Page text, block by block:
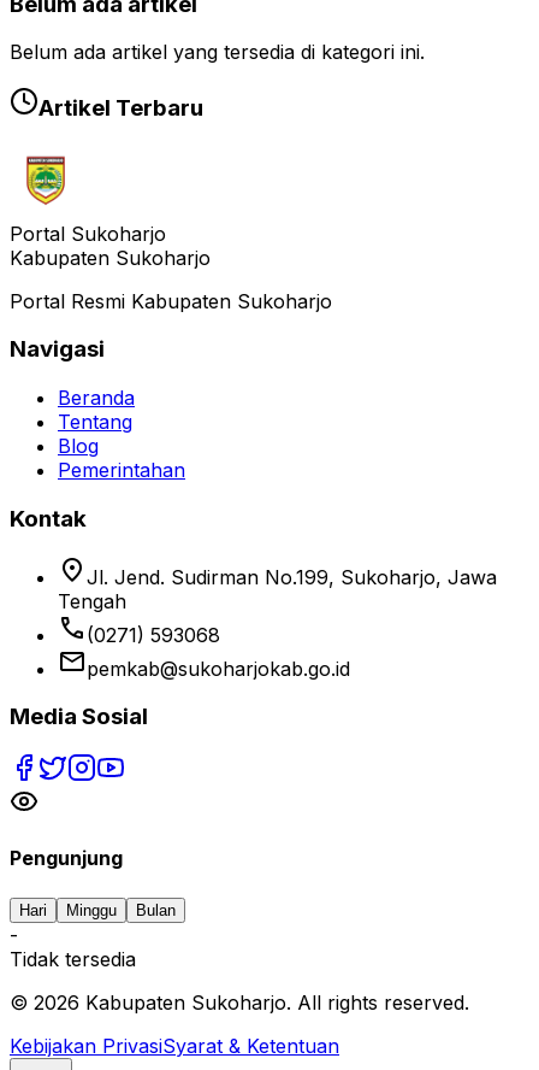
Belum ada artikel yang tersedia di kategori ini.
Artikel Terbaru
Portal Sukoharjo
Kabupaten Sukoharjo
Portal Resmi Kabupaten Sukoharjo
Navigasi
Beranda
Tentang
Blog
Pemerintahan
Kontak
location_on Jl. Jend. Sudirman No.199, Sukoharjo, Jawa
Tengah
phone (0271) 593068
emailpemkab@sukoharjokab.go.id
Media Sosial
Pengunjung
Hari Minggu Bulan
-
Tidak tersedia
© 2026 Kabupaten Sukoharjo. All rights reserved.
Kebijakan PrivasiSyarat & Ketentuan